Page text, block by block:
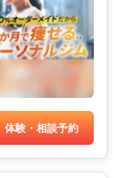
体験・相談予約